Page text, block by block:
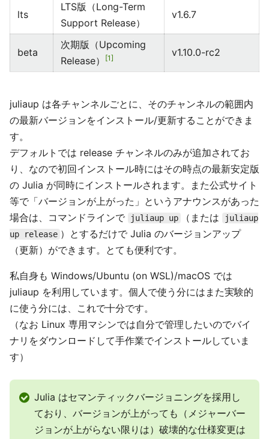
lts
LTS版（Long-Term
Support Release）
v1.6.7
beta
次期版（Upcoming
Release）
1 v1.10.0-rc2
juliaup は各チャンネルごとに、そのチャンネルの範囲内
の最新バージョンをインストール/更新することができま
す。
デフォルトでは release チャンネルのみが追加されてお
り、なので初回インストール時にはその時点の最新安定版
の Julia が同時にインストールされます。また公式サイト
等で「バージョンが上がった」というアナウンスがあった
場合は、コマンドラインで
juliaup up （または
juliaup
up release ）とするだけで Julia のバージョンアップ
（更新）ができます。とても便利です。
私自身も Windows/Ubuntu (on WSL)/macOS では
juliaup を利用しています。個人で使う分にはまた実験的
に使う分には、これで十分です。
（なお Linux 専用マシンでは自分で管理したいのでバイ
ナリをダウンロードして手作業でインストールしていま
す）
Julia はセマンティックバージョニングを採用し
ており、バージョンが上がっても（メジャーバー
ジョンが上がらない限りは）破壊的な仕様変更は